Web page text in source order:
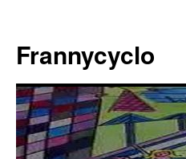
contenu
Frannycyclo